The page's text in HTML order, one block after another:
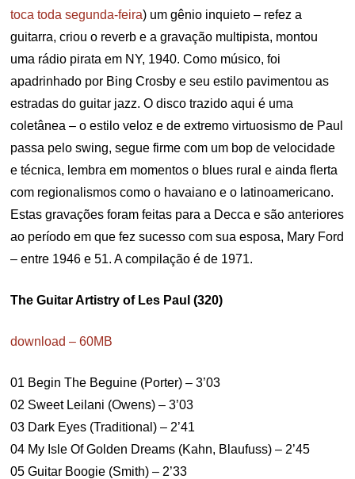
toca toda segunda-feira) um gênio inquieto – refez a
guitarra, criou o reverb e a gravação multipista, montou
uma rádio pirata em NY, 1940. Como músico, foi
apadrinhado por Bing Crosby e seu estilo pavimentou as
estradas do guitar jazz. O disco trazido aqui é uma
coletânea – o estilo veloz e de extremo virtuosismo de Paul
passa pelo swing, segue firme com um bop de velocidade
e técnica, lembra em momentos o blues rural e ainda flerta
com regionalismos como o havaiano e o latinoamericano.
Estas gravações foram feitas para a Decca e são anteriores
ao período em que fez sucesso com sua esposa, Mary Ford
– entre 1946 e 51. A compilação é de 1971.
The Guitar Artistry of Les Paul (320)
download – 60MB
01 Begin The Beguine (Porter) – 3’03
02 Sweet Leilani (Owens) – 3’03
03 Dark Eyes (Traditional) – 2’41
04 My Isle Of Golden Dreams (Kahn, Blaufuss) – 2’45
05 Guitar Boogie (Smith) – 2’33